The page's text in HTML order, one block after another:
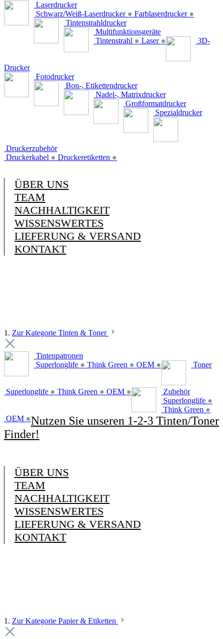
Laserdrucker
Schwarz/Weiß-Laserdrucker ● Farblaserdrucker ●
Tintenstrahldrucker
Multifunktionsgeräte
Tintenstrahl ● Laser ● 3D-
Drucker
Fotodrucker
Bon-, Etikettendrucker
Nadel-, Matrixdrucker
Großformatdrucker
Spezialdrucker
Druckerzubehör
Druckerkabel ● Druckeretiketten ●
ÜBER UNS
TEAM
NACHHALTIGKEIT
WISSENSWERTES
LIEFERUNG & VERSAND
KONTAKT
1. Zur Kategorie Tinten & Toner
Tintenpatronen
Superlonglife ● Think Green ● OEM ● Toner
Superlonglife ● Think Green ● OEM ●
Zubehör
Superlonglife ●
Think Green ●
OEM ●Nutzen Sie unseren 1-2-3 Tinten/Toner
Finder!
ÜBER UNS
TEAM
NACHHALTIGKEIT
WISSENSWERTES
LIEFERUNG & VERSAND
KONTAKT
1. Zur Kategorie Papier & Etiketten